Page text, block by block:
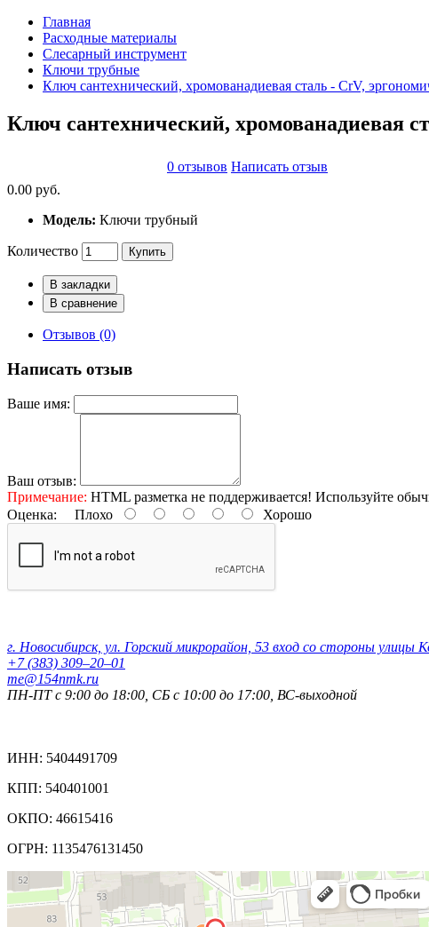
Главная
Расходные материалы
Слесарный инструмент
Ключи трубные
Ключ сантехнический, хромованадиевая сталь - CrV,
Ключ сантехнический, хромованадиевая
0 отзывов Написать отзыв
0.00 руб.
Модель: Ключи трубный
Количество Купить
В закладки
В сравнение
Отзывов (0)
Написать отзыв
Ваше имя:
Ваш отзыв:
Примечание: HTML разметка не поддерживается! Используйте
Оценка: Плохо Хорошо
г. Новосибирск, ул. Горский микрорайон, 53 вход со стороны улицы
+7 (383) 309‒20‒01
me@154nmk.ru
ПН-ПТ с 9:00 до 18:00, СБ с 10:00 до 17:00, ВС-выходной
ИНН: 5404491709
КПП: 540401001
ОКПО: 46615416
ОГРН: 1135476131450